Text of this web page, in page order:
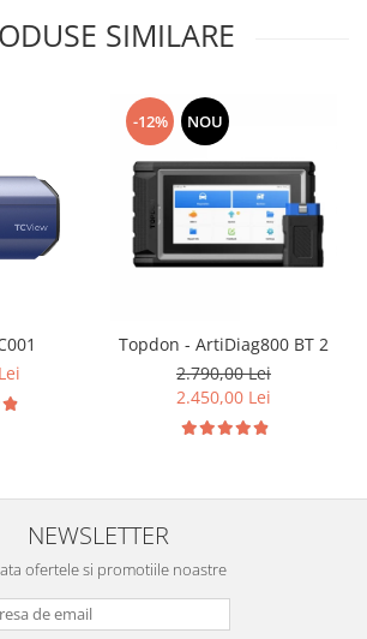
SIMILARE
-12% NOU
Topdon - ArtiDiag800 BT 2
2.790,00 Lei
2.450,00 Lei
NEWSLETTER
ofertele si promotiile noastre